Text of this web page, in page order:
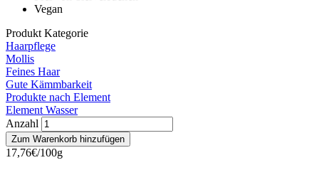
Vegan
Produkt Kategorie
Haarpflege
Mollis
Feines Haar
Gute Kämmbarkeit
Produkte nach Element
Element Wasser
Anzahl
17,76€/100g